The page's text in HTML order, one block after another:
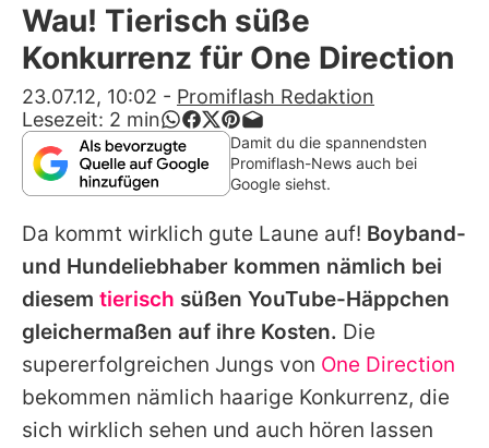
Alle Themen auf Promiflash
App runterladen
Team
Redaktionelle Richtlinien
Impressum
Nutzungsbedingungen
Utiq verwalten
Wau! Tierisch süße
Konkurrenz für One Direction
23.07.12, 10:02 - Promiflash Redaktion
Lesezeit: 2 min
Damit du die spannendsten
Promiflash-News auch bei
Google siehst.
Da kommt wirklich gute Laune auf! Boyband-
und Hundeliebhaber kommen nämlich bei
diesem tierisch süßen YouTube-Häppchen
gleichermaßen auf ihre Kosten. Die
supererfolgreichen Jungs von One Direction
bekommen nämlich haarige Konkurrenz, die
sich wirklich sehen und auch hören lassen